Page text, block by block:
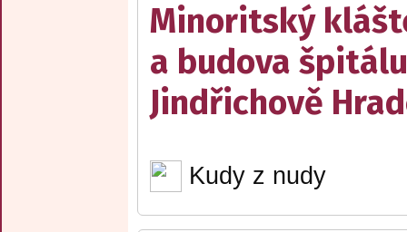
Minoritský
a budova
Jindřichově
Kudy z nudy